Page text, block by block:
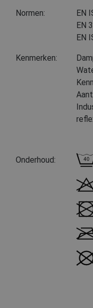
Normen: EN
EN
EN
Kenmerken:
Onderhoud: